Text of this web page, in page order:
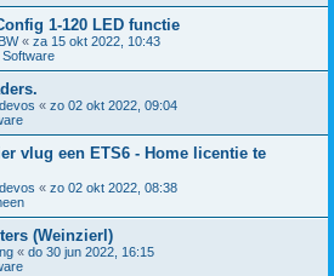
1-120 LED functie
« za 15 okt 2022, 10:43
Software
« zo 02 okt 2022, 09:04
vlug een ETS6 - Home licentie te
« zo 02 okt 2022, 08:38
(Weinzierl)
« do 30 jun 2022, 16:15